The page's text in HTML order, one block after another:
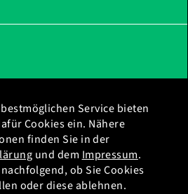
WhatsApp
Service bieten
Cookies ein. Nähere
finden Sie in der
und dem Impressum.
ob Sie Cookies
oder diese ablehnen.